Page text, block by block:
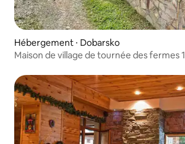
Hébergement ⋅ Dobarsko
Maison de village de tournée des fermes 1